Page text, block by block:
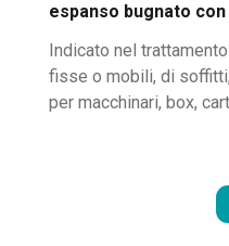
espanso bugnato
Indicato nel
fisse o mobili, di
per macchinari, box,